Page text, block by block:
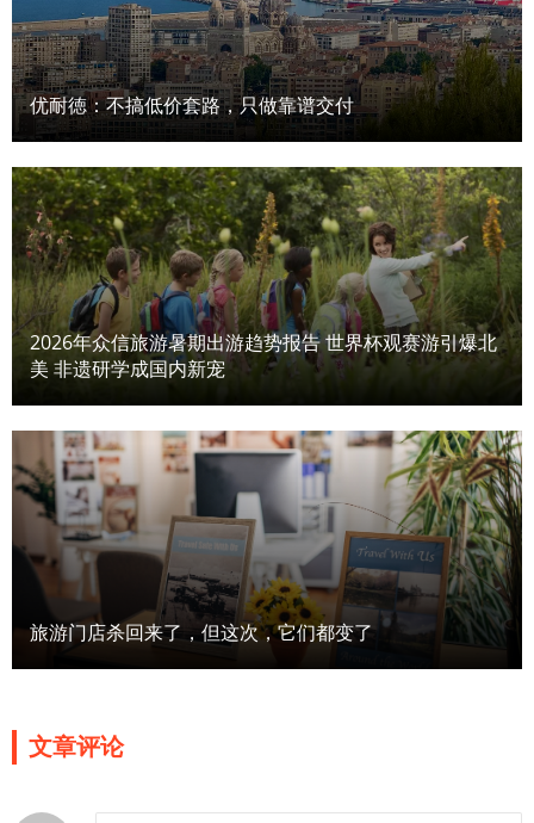
优耐徳：不搞低价套路，只做靠谱交付
2026年众信旅游暑期出游趋势报告 世界杯观赛游引爆北
美 非遗研学成国内新宠
旅游门店杀回来了，但这次，它们都变了
文章评论